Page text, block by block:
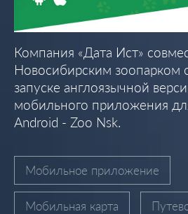
Компания «Дата Ист»
Новосибирским зоопарком
запуске англоязычной
мобильного приложения
Android - Zoo Nsk.
Мобильное приложение
Мобильная карта